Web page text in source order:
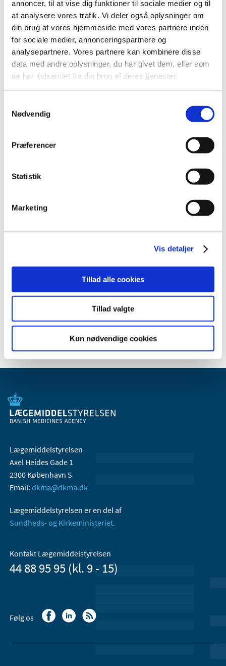
annoncer, til at vise dig funktioner til sociale medier og til
at analysere vores trafik. Vi deler også oplysninger om
din brug af vores hjemmeside med vores partnere inden
for sociale medier, annonceringspartnere og
analysepartnere. Vores partnere kan kombinere disse
data med andre oplysninger, du har givet dem, eller som
de har indsamlet fra din brug af deres tjenester.
Nødvendig
Præferencer
Statistik
Marketing
Vis detaljer
Tillad alle cookies
Tillad valgte
Kun nødvendige cookies
2016 (167)
2015 (33)
2014 (44)
december (3)
november (3)
oktober (1)
september (7)
juli (2)
maj (2)
2013 (49)
2009 (14)
2007 (3)
2005 (2)
Lægemiddelstyrelsen
Axel Heides Gade 1
2300 København S
Email: dkma@dkma.dk
Lægemiddelstyrelsen er en del af
Sundheds- og Kirkeministeriet.
Kontakt Lægemiddelstyrelsen
44 88 95 95 (kl. 9 - 15)
Følg os